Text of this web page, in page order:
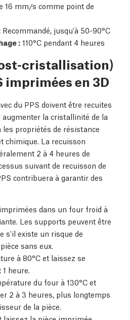
16 mm/s comme point de
Recommandé, jusqu'à 50-90°C
: 110°C pendant 4 heures
cristallisation)
imprimées en 3D
du PPS doivent être recuites
la cristallinité de la
les propriétés de résistance
chimique. La recuisson
2 à 4 heures de
suivant de recuisson de
contribuera à garantir des
dans un four froid à
Les supports peuvent être
s'il existe un risque de
sans eux.
à 80°C et laissez se
heure.
du four à 130°C et
2 à 3 heures, plus longtemps
de la pièce.